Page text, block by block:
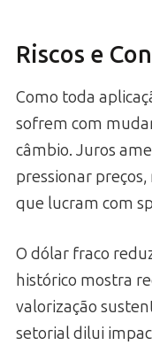
Riscos e
Como toda
sofrem com
câmbio. Juros
pressionar
que lucram com
O dólar fraco
histórico mostra
valorização
setorial dilui